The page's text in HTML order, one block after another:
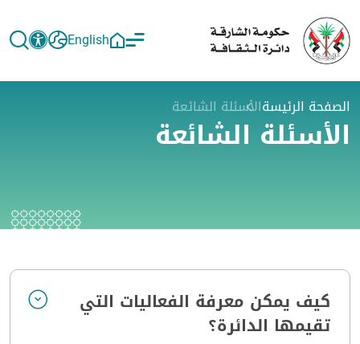
English
الصفحة الرئيسةالأسئلة الشائعة
الأسئلة الشائعة
كيف يمكن معرفة الفعاليات التي
تقيمها الدائرة؟